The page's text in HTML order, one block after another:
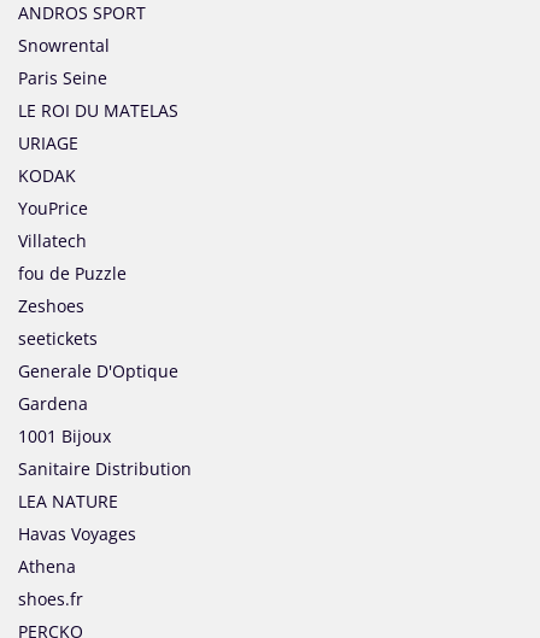
ANDROS SPORT
Snowrental
Paris Seine
LE ROI DU MATELAS
URIAGE
KODAK
YouPrice
Villatech
fou de Puzzle
Zeshoes
seetickets
Generale D'Optique
Gardena
1001 Bijoux
Sanitaire Distribution
LEA NATURE
Havas Voyages
Athena
shoes.fr
PERCKO